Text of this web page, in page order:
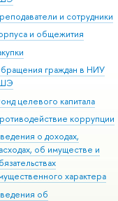
и сотрудники
и общежития
граждан в НИУ
целевого капитала
коррупции
о доходах,
об имуществе и
характера
об